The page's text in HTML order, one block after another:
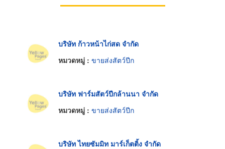
บริษัท ก้าวหน้าไก่สด จำกัด
หมวดหมู่ : ขายส่งสัตว์ปีก
บริษัท ฟาร์มสัตว์ปีกล้านนา จำกัด
หมวดหมู่ : ขายส่งสัตว์ปีก
บริษัท ไทยซัมมิท มาร์เก็ตติ้ง จำกัด